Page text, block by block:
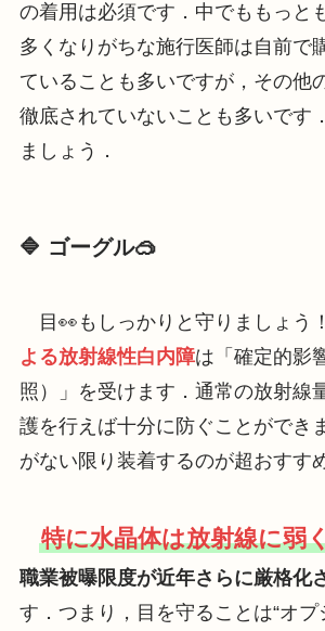
の着用は必須です．中でももっと
多くなりがちな施行医師は自前で
ていることも多いですが，その他
徹底されていないことも多いです
ましょう．
🔷 ゴーグル🥽
目👀もしっかりと守りましょう！
よる放射線性白内障は「確定的影
照）」を受けます．通常の放射線
護を行えば十分に防ぐことができ
がない限り装着するのが超おすす
特に水晶体は放射線に弱
職業被曝限度が近年さらに厳格化
す．つまり，目を守ることは“オプ